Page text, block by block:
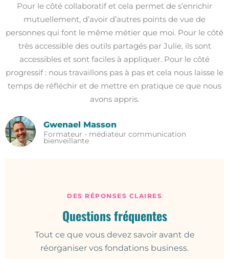
Pour le côté collaboratif et cela permet de s’enrichir
mutuellement, d’avoir d’autres points de vue de
personnes qui font le même métier que moi. Pour le côté
très accessible des outils partagés par Julie, ils sont
accessibles et sont faciles à appliquer. Pour le côté
progressif : nous travaillons pas à pas et cela nous laisse le
temps de réfléchir et de mettre en pratique ce que nous
avons appris.
Gwenael Masson
Formateur - médiateur communication
bienveillante
DES RÉPONSES CLAIRES
Questions fréquentes
Tout ce que vous devez savoir avant de
réorganiser vos fondations business.